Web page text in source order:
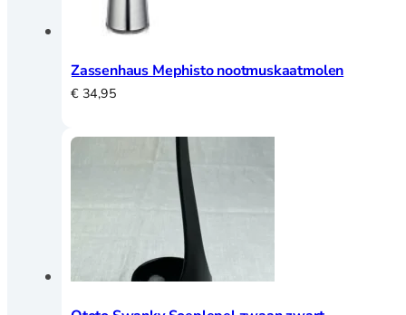
Waterkokers
Messen
Botermessen
Dunschiller
Zassenhaus Mephisto nootmuskaatmolen
€34,95